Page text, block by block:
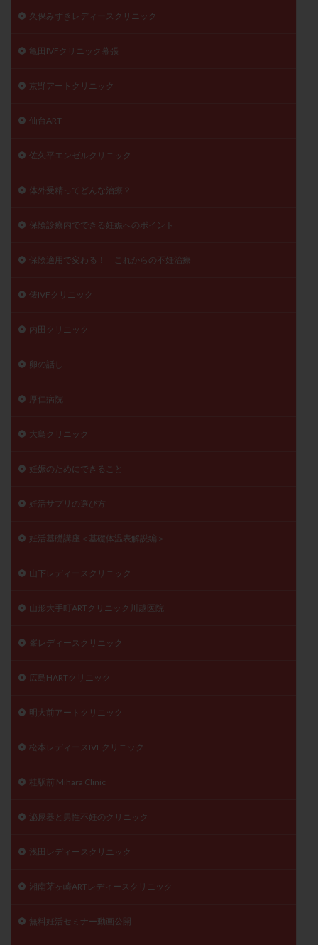
久保みずきレディースクリニック
亀田IVFクリニック幕張
京野アートクリニック
仙台ART
佐久平エンゼルクリニック
体外受精ってどんな治療？
保険診療内でできる妊娠へのポイント
保険適用で変わる！ これからの不妊治療
俵IVFクリニック
内田クリニック
卵の話し
厚仁病院
大島クリニック
妊娠のためにできること
妊活サプリの選び方
妊活基礎講座＜基礎体温表解説編＞
山下レディースクリニック
山形大手町ARTクリニック川越医院
峯レディースクリニック
広島HARTクリニック
明大前アートクリニック
松本レディースIVFクリニック
桂駅前 Mihara Clinic
泌尿器と男性不妊のクリニック
浅田レディースクリニック
湘南茅ヶ崎ARTレディースクリニック
無料妊活セミナー動画公開